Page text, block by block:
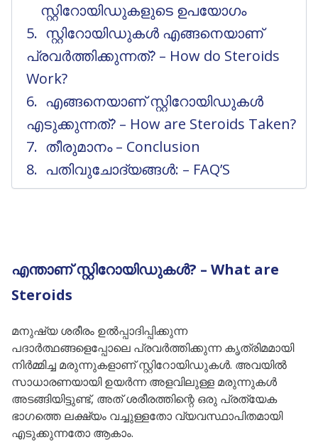
സ്റ്റിറോയിഡുകളുടെ ഉപയോഗം
സ്റ്റിറോയിഡുകൾ എങ്ങനെയാണ്
പ്രവർത്തിക്കുന്നത്? – How do Steroids
Work?
എങ്ങനെയാണ് സ്റ്റിറോയിഡുകൾ
എടുക്കുന്നത്? – How are Steroids Taken?
തീരുമാനം – Conclusion
പതിവുചോദ്യങ്ങൾ: – FAQ’S
എന്താണ് സ്റ്റിറോയിഡുകൾ? – What are
Steroids
മനുഷ്യ ശരീരം ഉൽപ്പാദിപ്പിക്കുന്ന
പദാർത്ഥങ്ങളെപ്പോലെ പ്രവർത്തിക്കുന്ന കൃത്രിമമായി
നിർമ്മിച്ച മരുന്നുകളാണ് സ്റ്റിറോയിഡുകൾ. അവയിൽ
സാധാരണയായി ഉയർന്ന അളവിലുള്ള മരുന്നുകൾ
അടങ്ങിയിട്ടുണ്ട്, അത് ശരീരത്തിന്റെ ഒരു പ്രത്യേക
ഭാഗത്തെ ലക്ഷ്യം വച്ചുള്ളതോ വ്യവസ്ഥാപിതമായി
എടുക്കുന്നതോ ആകാം.